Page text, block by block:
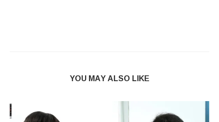
YOU MAY ALSO LIKE